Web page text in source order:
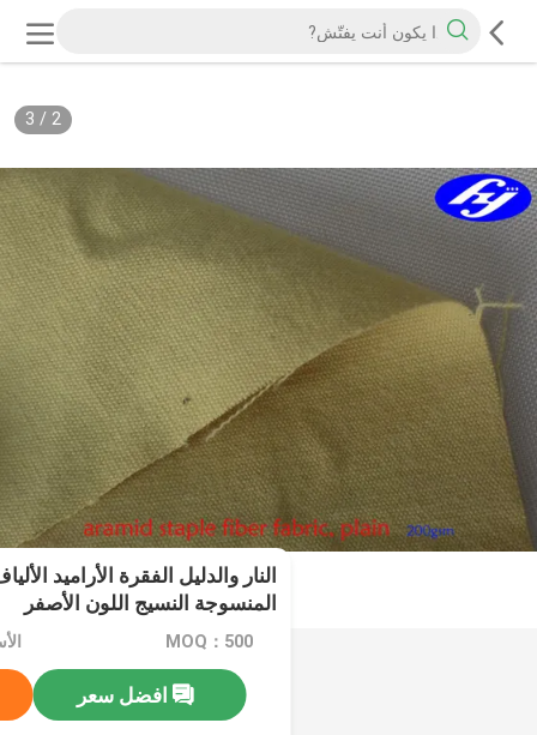
2
/
3
النار والدليل الفقرة الأراميد
المنسوجة النسيج اللون الأصفر
MOQ：500
افضل سعر